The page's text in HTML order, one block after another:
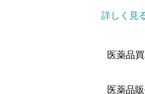
詳しく見
医薬品
医薬品